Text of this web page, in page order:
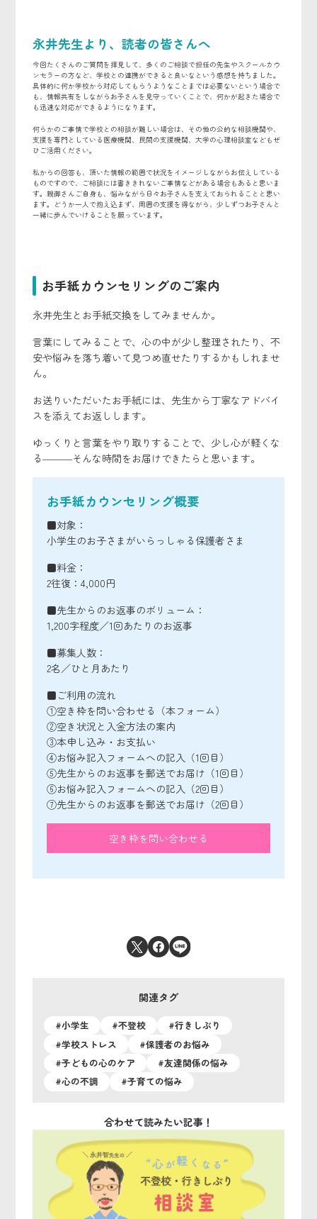
永井先生より、読者の皆さんへ
今回たくさんのご質問を拝見して、多くのご相談で担任の先生やスクールカウ
ンセラーの方など、学校との連携ができると良いなという感想を持ちました。
具体的に何か学校から対応してもらうようなことまでは必要ないという場合で
も、情報共有をしながらお子さんを見守っていくことで、何かが起きた場合で
も迅速な対応ができるようになります。
何らかのご事情で学校との相談が難しい場合は、その他の公的な相談機関や、
支援を専門としている医療機関、民間の支援機関、大学の心理相談室などもぜ
ひご活用ください。
私からの回答も、頂いた情報の範囲で状況をイメージしながらお伝えしている
ものですので、ご相談には書ききれないご事情などがある場合もあると思いま
す。親御さんご自身も、悩みながら日々お子さんを支えておられることと思い
ます。どうか一人で抱え込まず、周囲の支援を得ながら、少しずつお子さんと
一緒に歩んでいけることを願っています。
お手紙カウンセリングのご案内
永井先生とお手紙交換をしてみませんか。
言葉にしてみることで、心の中が少し整理されたり、不
安や悩みを落ち着いて見つめ直せたりするかもしれませ
ん。
お送りいただいたお手紙には、先生から丁寧なアドバイ
スを添えてお返しします。
ゆっくりと言葉をやり取りすることで、少し心が軽くな
る―――そんな時間をお届けできたらと思います。
お手紙カウンセリング概要
■対象：
小学生のお子さまがいらっしゃる保護者さま
■料金：
2往復：4,000円
■先生からのお返事のボリューム：
1,200字程度／1回あたりのお返事
■募集人数：
2名／ひと月あたり
■ご利用の流れ
①空き枠を問い合わせる（本フォーム）
②空き状況と入金方法の案内
③本申し込み・お支払い
④お悩み記入フォームへの記入（1回目）
⑤先生からのお返事を郵送でお届け（1回目）
⑥お悩み記入フォームへの記入（2回目）
⑦先生からのお返事を郵送でお届け（2回目）
空き枠を問い合わせる
関連タグ
#小学生 #不登校
#行きしぶり
#学校ストレス
#保護者のお悩み
#子どもの心のケア
#友達関係の悩み
#心の不調
#子育ての悩み
合わせて読みたい記事！